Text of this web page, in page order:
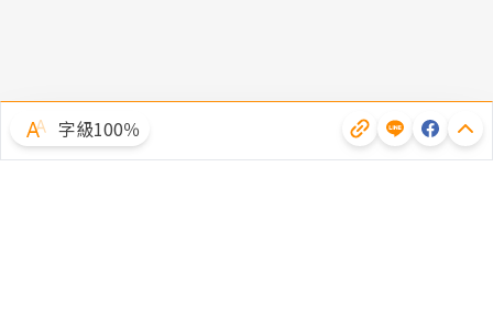
字級100％